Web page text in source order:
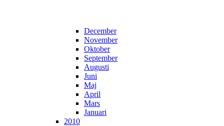
December
November
Oktober
September
Augusti
Juni
Maj
April
Mars
Januari
2010